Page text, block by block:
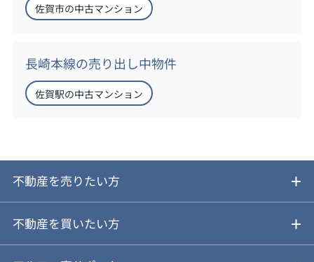
佐賀市の中古マンション
長崎本線の売り出し中物件
佐賀駅の中古マンション
不動産を売りたい方
ご売却ガイド
不動産を買いたい方